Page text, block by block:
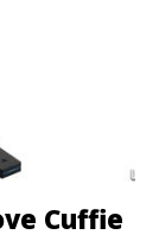
Cuffie